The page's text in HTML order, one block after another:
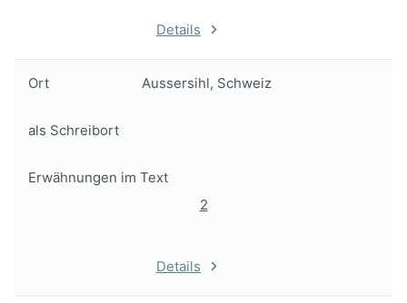
Details
Ort Aussersihl, Schweiz
als Schreibort
Erwähnungen im Text
2
Details